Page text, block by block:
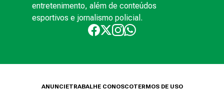
entretenimento, além de conteúdos
esportivos e jornalismo policial.
ANUNCIETRABALHE CONOSCOTERMOS DE USO